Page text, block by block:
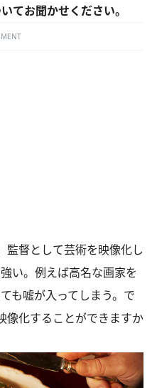
てお聞かせください。
監督として芸術を映像化し
い。例えば高名な画家を
も嘘が入ってしまう。で
像化することができますか